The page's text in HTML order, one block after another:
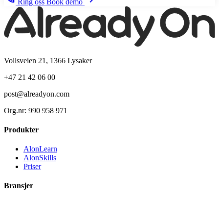
Ring oss Book demo
Vollsveien 21, 1366 Lysaker
+47 21 42 06 00
post@alreadyon.com
Org.nr: 990 958 971
Produkter
AlonLearn
AlonSkills
Priser
Bransjer